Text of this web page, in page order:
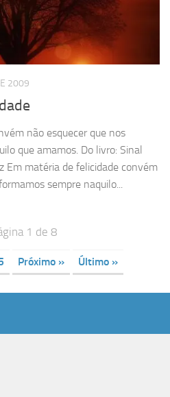
2009
não esquecer que nos
que amamos. Do livro: Sinal
Em matéria de felicidade convém
sempre naquilo...
1 de 8
Próximo » Último »